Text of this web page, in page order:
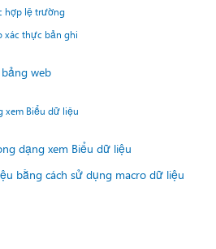
hợp lệ trường
xác thực bản ghi
web
xem Biểu dữ liệu
dạng xem Biểu dữ liệu
bằng cách sử dụng macro dữ liệu